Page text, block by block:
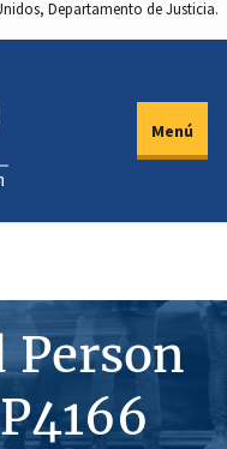
Departamento de Justicia.
Menú